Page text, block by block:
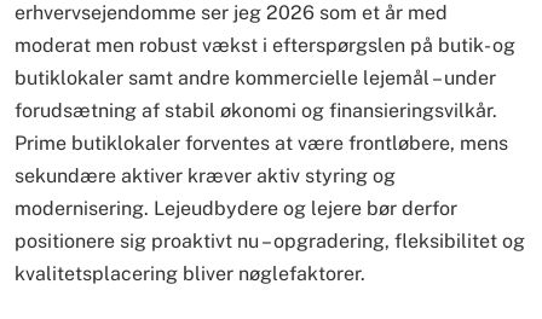
erhvervsejendomme ser jeg 2026 som et år med
moderat men robust vækst i efterspørgslen på butik- og
butiklokaler samt andre kommercielle lejemål – under
forudsætning af stabil økonomi og finansieringsvilkår.
Prime butiklokaler forventes at være frontløbere, mens
sekundære aktiver kræver aktiv styring og
modernisering. Lejeudbydere og lejere bør derfor
positionere sig proaktivt nu – opgradering, fleksibilitet og
kvalitetsplacering bliver nøglefaktorer.